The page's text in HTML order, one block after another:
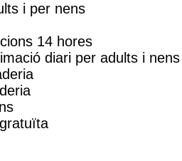
i per nens
14 hores
diari per adults i nens